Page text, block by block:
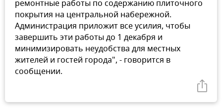
ремонтные работы по содержанию плиточного
покрытия на центральной набережной.
Администрация приложит все усилия, чтобы
завершить эти работы до 1 декабря и
минимизировать неудобства для местных
жителей и гостей города", - говорится в
сообщении.